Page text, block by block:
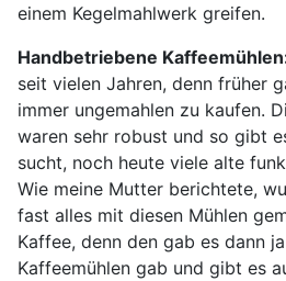
einem Kegelmahlwerk greifen.
Handbetriebene
seit vielen Jahren, denn früher
immer ungemahlen zu kaufen.
waren sehr robust und so gibt
sucht, noch heute viele alte
Wie meine Mutter berichtete,
fast alles mit diesen Mühlen
Kaffee, denn den gab es dann
Kaffeemühlen gab und gibt es